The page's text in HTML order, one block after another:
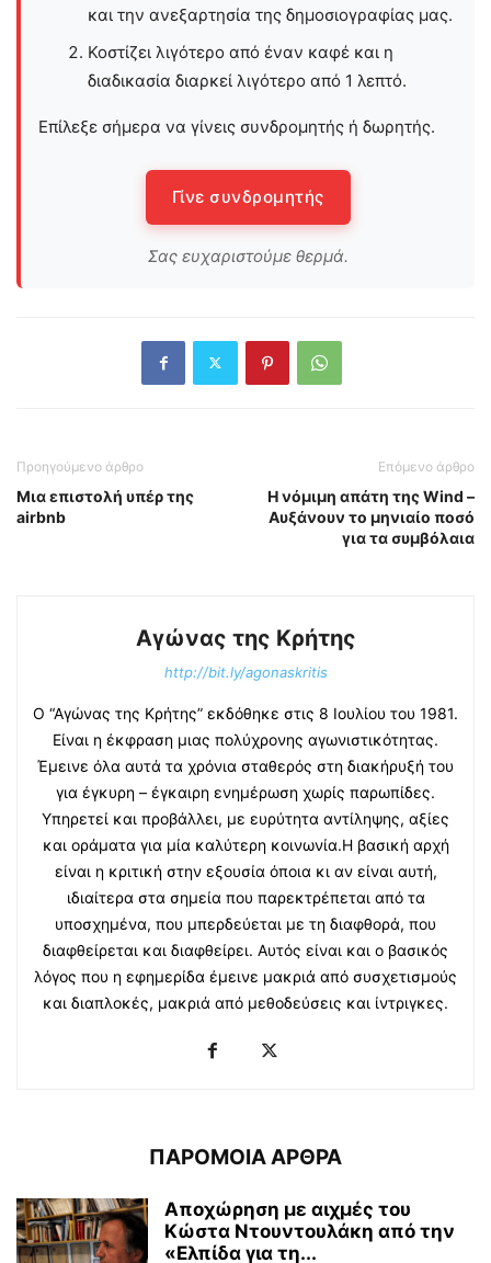
και την ανεξαρτησία της δημοσιογραφίας μας.
Κοστίζει λιγότερο από έναν καφέ και η
διαδικασία διαρκεί λιγότερο από 1 λεπτό.
Επίλεξε σήμερα να γίνεις συνδρομητής ή δωρητής.
Γίνε συνδρομητής
Σας ευχαριστούμε θερμά.
Προηγούμενο άρθρο
Μια επιστολή υπέρ της
airbnb
Επόμενο άρθρο
H νόμιμη απάτη της Wind –
Αυξάνουν το μηνιαίο ποσό
για τα συμβόλαια
Αγώνας της Κρήτης
http://bit.ly/agonaskritis
Ο “Αγώνας της Κρήτης” εκδόθηκε στις 8 Ιουλίου του 1981.
Είναι η έκφραση μιας πολύχρονης αγωνιστικότητας.
Έμεινε όλα αυτά τα χρόνια σταθερός στη διακήρυξή του
για έγκυρη – έγκαιρη ενημέρωση χωρίς παρωπίδες.
Υπηρετεί και προβάλλει, με ευρύτητα αντίληψης, αξίες
και οράματα για μία καλύτερη κοινωνία.Η βασική αρχή
είναι η κριτική στην εξουσία όποια κι αν είναι αυτή,
ιδιαίτερα στα σημεία που παρεκτρέπεται από τα
υποσχημένα, που μπερδεύεται με τη διαφθορά, που
διαφθείρεται και διαφθείρει. Αυτός είναι και ο βασικός
λόγος που η εφημερίδα έμεινε μακριά από συσχετισμούς
και διαπλοκές, μακριά από μεθοδεύσεις και ίντριγκες.
ΠΑΡΟΜΟΙΑ ΑΡΘΡΑ
Αποχώρηση με αιχμές του
Κώστα Ντουντουλάκη από την
«Ελπίδα για τη...